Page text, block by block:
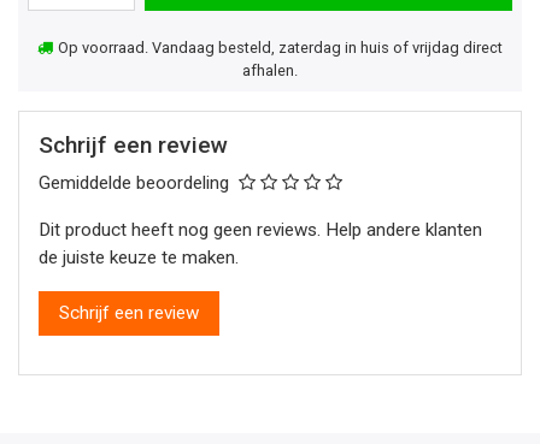
Op voorraad. Vandaag besteld, zaterdag in huis of vrijdag direct
afhalen.
Schrijf een review
Gemiddelde beoordeling
Dit product heeft nog geen reviews. Help andere klanten
de juiste keuze te maken.
Schrijf een review